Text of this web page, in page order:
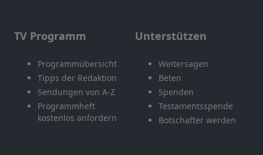
TV Programm
Programmübersicht
Tipps der Redaktion
Sendungen von A-Z
Programmheft
kostenlos anfordern
Unterstützen
Weitersagen
Beten
Spenden
Testamentsspende
Botschafter werden